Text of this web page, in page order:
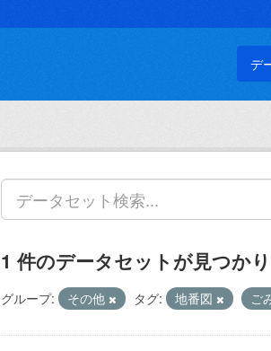
デ
1 件のデータセットが見つか
グループ: その他 タグ: 地番図 ご